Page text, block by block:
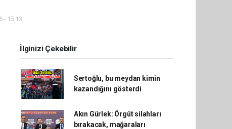
- 15:13
İlginizi Çekebilir
Sertoğlu, bu meydan kimin
kazandığını gösterdi
Akın Gürlek: Örgüt silahları
bırakacak, mağaraları